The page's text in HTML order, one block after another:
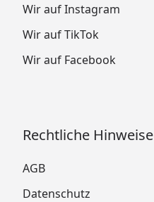
Wir auf Instagram
Wir auf TikTok
Wir auf Facebook
Rechtliche Hinweise
AGB
Datenschutz